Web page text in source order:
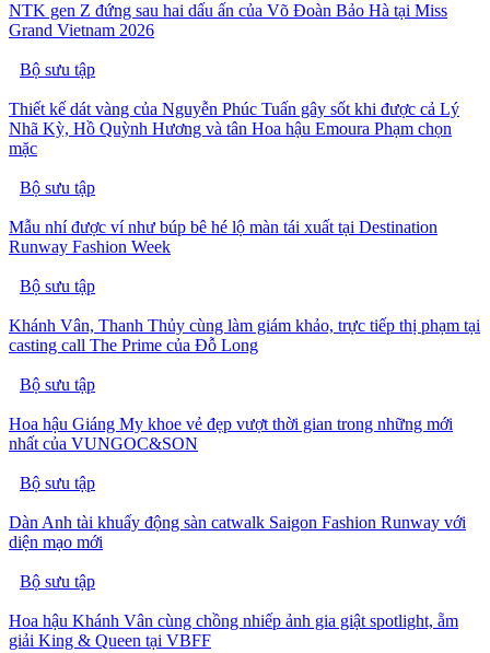
NTK gen Z đứng sau hai dấu ấn của Võ Đoàn Bảo Hà tại Miss
Grand Vietnam 2026
Bộ sưu tập
Thiết kế dát vàng của Nguyễn Phúc Tuấn gây sốt khi được cả Lý
Nhã Kỳ, Hồ Quỳnh Hương và tân Hoa hậu Emoura Phạm chọn
mặc
Bộ sưu tập
Mẫu nhí được ví như búp bê hé lộ màn tái xuất tại Destination
Runway Fashion Week
Bộ sưu tập
Khánh Vân, Thanh Thủy cùng làm giám khảo, trực tiếp thị phạm tại
casting call The Prime của Đỗ Long
Bộ sưu tập
Hoa hậu Giáng My khoe vẻ đẹp vượt thời gian trong những mới
nhất của VUNGOC&SON
Bộ sưu tập
Dàn Anh tài khuấy động sàn catwalk Saigon Fashion Runway với
diện mạo mới
Bộ sưu tập
Hoa hậu Khánh Vân cùng chồng nhiếp ảnh gia giật spotlight, ẵm
giải King & Queen tại VBFF